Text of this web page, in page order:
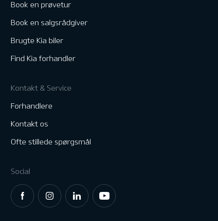
Book en prøvetur
Book en salgsrådgiver
Brugte Kia biler
Find Kia forhandler
Kontakt & Service
Forhandlere
Kontakt os
Ofte stillede spørgsmål
Social